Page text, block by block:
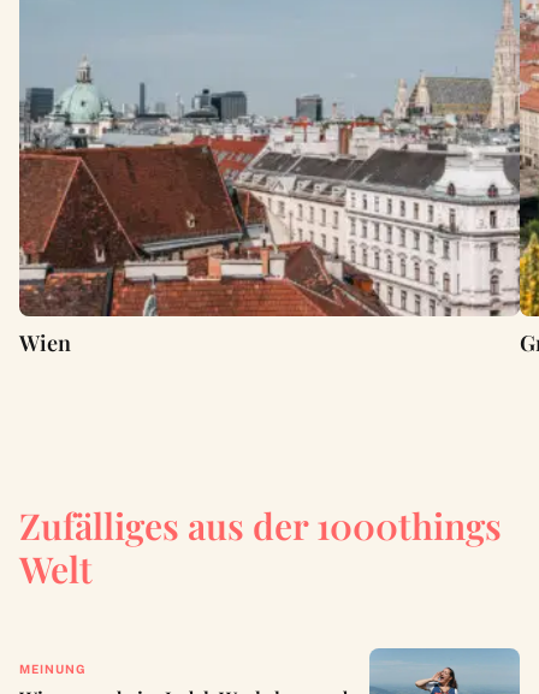
Wien
Zufälliges aus der 1000things
Welt
MEINUNG